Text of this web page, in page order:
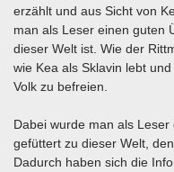
erzählt und aus Sicht von
man als Leser einen guten
dieser Welt ist. Wie der
wie Kea als Sklavin lebt
Volk zu befreien.
Dabei wurde man als
gefüttert zu dieser Welt,
Dadurch haben sich die